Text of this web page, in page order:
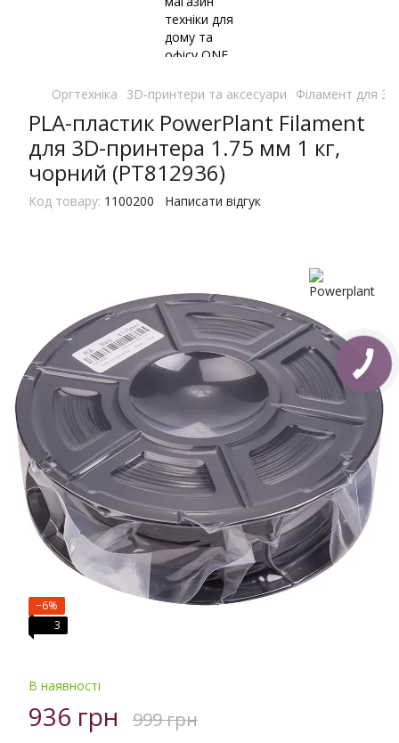
Оргтехніка 3D-принтери та аксесуари Філамент для
PLA-пластик PowerPlant Filament
для 3D-принтера 1.75 мм 1 кг,
чорний (PT812936)
Код товару: 1100200 Написати відгук
−6%
3
В наявності
936 грн 999 грн